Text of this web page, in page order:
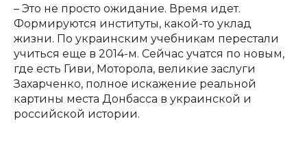
– Это не просто ожидание. Время идет.
Формируются институты, какой-то уклад
жизни. По украинским учебникам перестали
учиться еще в 2014-м. Сейчас учатся по новым,
где есть Гиви, Моторола, великие заслуги
Захарченко, полное искажение реальной
картины места Донбасса в украинской и
российской истории.